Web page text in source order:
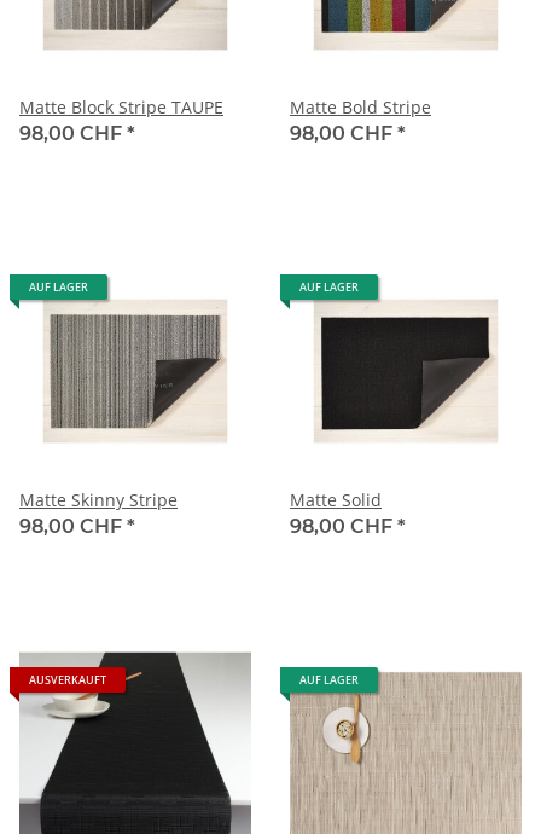
Matte Block Stripe TAUPE
98,00 CHF *
Matte Bold Stripe
98,00 CHF *
AUF LAGER
Matte Skinny Stripe
98,00 CHF *
AUF LAGER
Matte Solid
98,00 CHF *
AUSVERKAUFT AUF LAGER